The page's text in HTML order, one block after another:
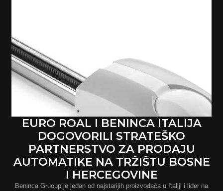
EURO ROAL I BENINCA ITALIJA
DOGOVORILI STRATEŠKO
PARTNERSTVO ZA PRODAJU
AUTOMATIKE NA TRŽIŠTU BOSNE
I HERCEGOVINE
Beninca Gruoup je jedan od najstarijih proizvođača u Italiji i lider na